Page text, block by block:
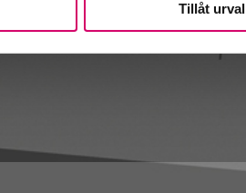
Tillåt urval